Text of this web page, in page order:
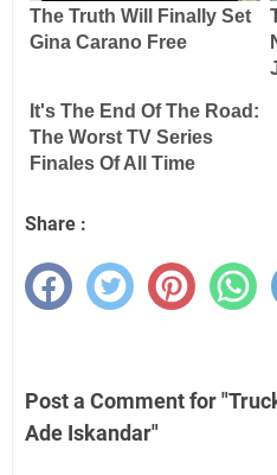
Share :
Post a Comment for
Ade Iskandar"